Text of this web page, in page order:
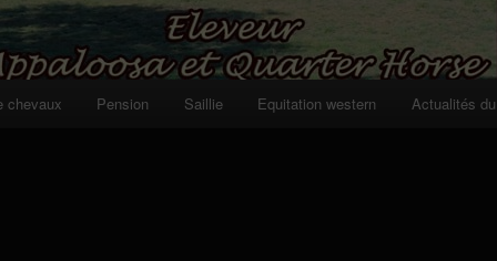
chevaux Pension Saillie Equitation western Actualités